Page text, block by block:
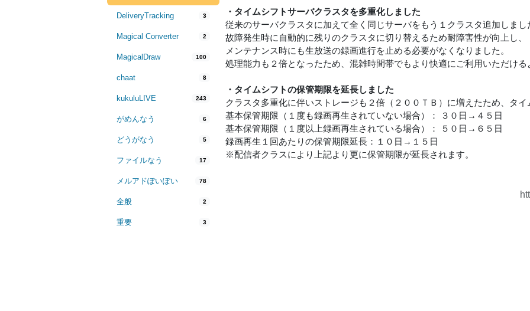
DeliveryTracking 3
Magical Converter 2
MagicalDraw 100
chaat 8
kukuluLIVE 243
がめんなう 6
どうがなう 5
ファイルなう 17
メルアドぽいぽい 78
全般 2
重要 3
・タイムシフトサーバクラスタを多重化しました
従来のサーバクラスタに加えて全く同じサーバをもう１クラスタ追加しまし
故障発生時に自動的に残りのクラスタに切り替えるため耐障害性が向上し、
メンテナンス時にも生放送の録画進行を止める必要がなくなりました。
処理能力も２倍となったため、混雑時間帯でもより快適にご利用いただけ
・タイムシフトの保管期限を延長しました
クラスタ多重化に伴いストレージも２倍（２００ＴＢ）に増えたため、タ
基本保管期限（１度も録画再生されていない場合）： ３０日→４５日
基本保管期限（１度以上録画再生されている場合）： ５０日→６５日
録画再生１回あたりの保管期限延長：１０日→１５日
※配信者クラスにより上記より更に保管期限が延長されます。